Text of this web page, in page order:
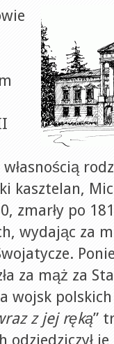
kasztelan,
zmarły po
wydając za
za mąż za
wojsk
z jej ręką”
odziedziczył